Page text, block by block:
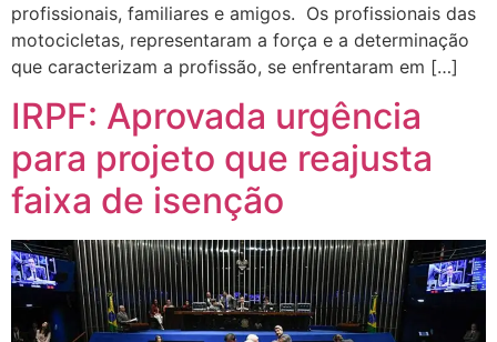
profissionais, familiares e amigos. Os profissionais das
motocicletas, representaram a força e a determinação
que caracterizam a profissão, se enfrentaram em […]
IRPF: Aprovada urgência
para projeto que reajusta
faixa de isenção